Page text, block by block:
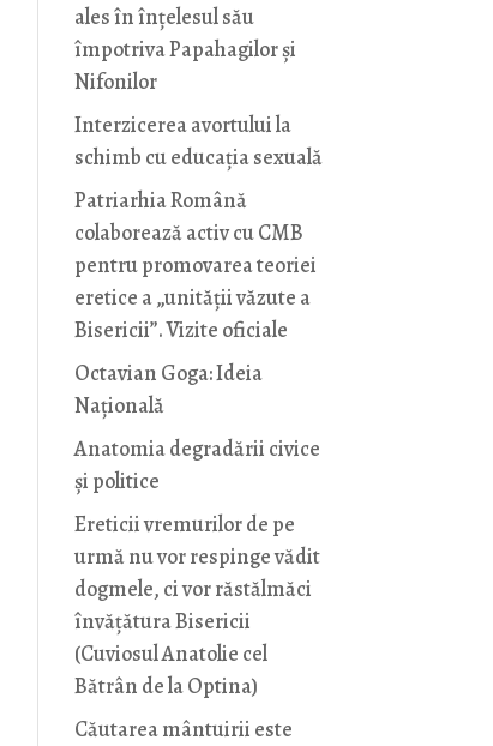
ales în înțelesul său
împotriva Papahagilor și
Nifonilor
Interzicerea avortului la
schimb cu educaţia sexuală
Patriarhia Română
colaborează activ cu CMB
pentru promovarea teoriei
eretice a „unității văzute a
Bisericii”. Vizite oficiale
Octavian Goga: Ideia
Naţională
Anatomia degradării civice
și politice
Ereticii vremurilor de pe
urmă nu vor respinge vădit
dogmele, ci vor răstălmăci
învățătura Bisericii
(Cuviosul Anatolie cel
Bătrân de la Optina)
Căutarea mântuirii este